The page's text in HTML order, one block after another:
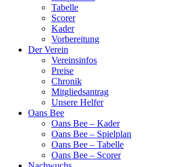
Tabelle
Scorer
Kader
Vorbereitung
Der Verein
Vereinsinfos
Preise
Chronik
Mitgliedsantrag
Unsere Helfer
Oans Bee
Oans Bee – Kader
Oans Bee – Spielplan
Oans Bee – Tabelle
Oans Bee – Scorer